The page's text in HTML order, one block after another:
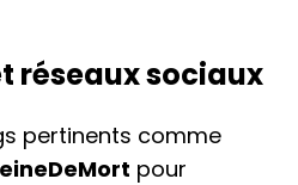
réseaux sociaux
pertinents comme
pour